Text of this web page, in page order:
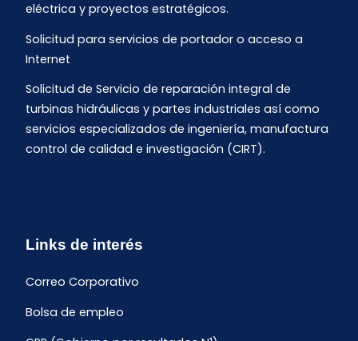
eléctrica y proyectos estratégicos.
Solicitud para servicios de portador o acceso a
Internet
Solicitud de Servicio de reparación integral de
turbinas hidráulicas y partes industriales así como
servicios especializados de ingeniería, manufactura
control de calidad e investigación (CIRT).
Links de interés
Correo Corporativo
Bolsa de empleo